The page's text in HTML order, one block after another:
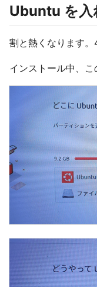
Ubuntu を入
割と熱くなります
インストール中、